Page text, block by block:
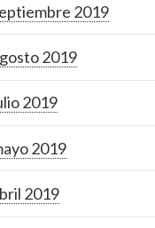
2019
2019
2019
2019
2019